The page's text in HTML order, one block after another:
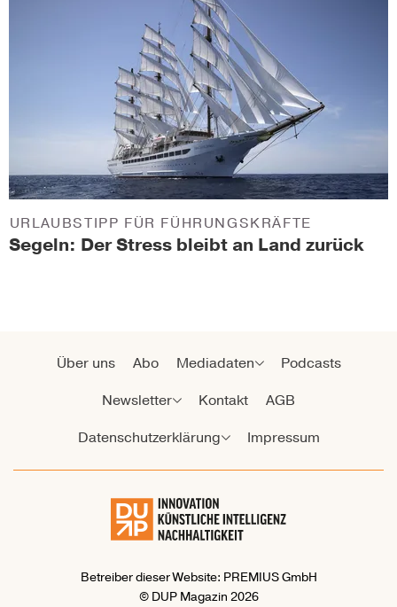
Segeln: Der Stress bleibt an Land zurück
URLAUBSTIPP FÜR FÜHRUNGSKRÄFTE
Über uns Abo Mediadaten
Podcasts
Newsletter
Kontakt
AGB
Datenschutzerklärung
Impressum
Betreiber dieser Website: PREMIUS GmbH
© DUP Magazin 2026